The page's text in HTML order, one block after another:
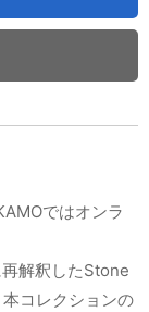
ではオンラ
解釈したStone
コレクションの